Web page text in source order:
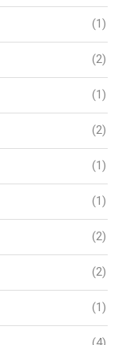
(1)
(2)
(1)
(2)
(1)
(1)
(2)
(2)
(1)